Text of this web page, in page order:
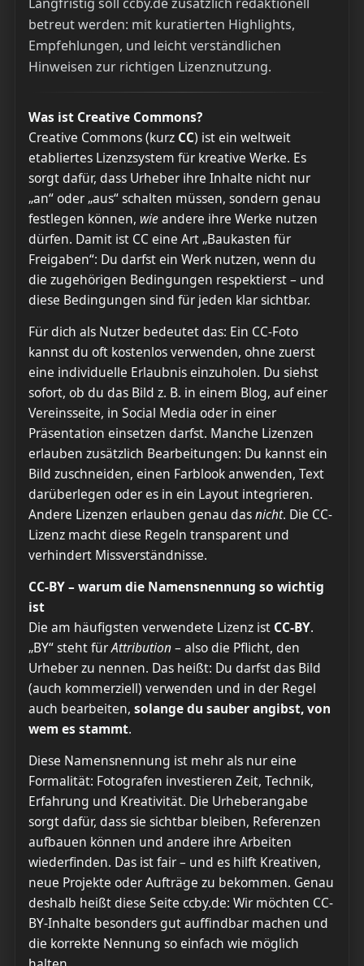
betreut werden: mit kuratierten Highlights,
Empfehlungen, und leicht verständlichen
Hinweisen zur richtigen Lizenznutzung.
Was ist Creative Commons?
Creative Commons (kurz CC) ist ein weltweit
etabliertes Lizenzsystem für kreative Werke. Es
sorgt dafür, dass Urheber ihre Inhalte nicht nur
„an“ oder „aus“ schalten müssen, sondern genau
festlegen können, wieandere ihre Werke nutzen
dürfen. Damit ist CC eine Art „Baukasten für
Freigaben“: Du darfst ein Werk nutzen, wenn du
die zugehörigen Bedingungen respektierst – und
diese Bedingungen sind für jeden klar sichtbar.
Für dich als Nutzer bedeutet das: Ein CC-Foto
kannst du oft kostenlos verwenden, ohne zuerst
eine individuelle Erlaubnis einzuholen. Du siehst
sofort, ob du das Bild z. B. in einem Blog, auf einer
Vereinsseite, in Social Media oder in einer
Präsentation einsetzen darfst. Manche Lizenzen
erlauben zusätzlich Bearbeitungen: Du kannst ein
Bild zuschneiden, einen Farblook anwenden, Text
darüberlegen oder es in ein Layout integrieren.
Andere Lizenzen erlauben genau dasnicht. Die CC-
Lizenz macht diese Regeln transparent und
verhindert Missverständnisse.
CC-BY – warum die Namensnennung so wichtig
ist
Die am häufigsten verwendete Lizenz ist CC-BY.
„BY“ steht fürAttribution– also die Pflicht, den
Urheber zu nennen. Das heißt: Du darfst das Bild
(auch kommerziell) verwenden und in der Regel
auch bearbeiten, solange du sauber angibst, von
wem es stammt.
Diese Namensnennung ist mehr als nur eine
Formalität: Fotografen investieren Zeit, Technik,
Erfahrung und Kreativität. Die Urheberangabe
sorgt dafür, dass sie sichtbar bleiben, Referenzen
aufbauen können und andere ihre Arbeiten
wiederfinden. Das ist fair – und es hilft Kreativen,
neue Projekte oder Aufträge zu bekommen. Genau
deshalb heißt diese Seite ccby.de: Wir möchten CC-
BY-Inhalte besonders gut auffindbar machen und
die korrekte Nennung so einfach wie möglich